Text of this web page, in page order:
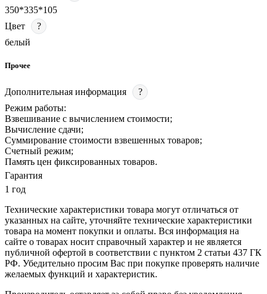
350*335*105
Цвет
?
белый
Прочее
Дополнительная информация
?
Режим работы:
Взвешивание с вычислением стоимости;
Вычисление сдачи;
Суммирование стоимости взвешенных товаров;
Счетный режим;
Память цен фиксированных товаров.
Гарантия
1 год
Технические характеристики товара могут отличаться от
указанных на сайте, уточняйте технические характеристики
товара на момент покупки и оплаты. Вся информация на
сайте о товарах носит справочный характер и не является
публичной офертой в соответствии с пунктом 2 статьи 437 ГК
РФ. Убедительно просим Вас при покупке проверять наличие
желаемых функций и характеристик.